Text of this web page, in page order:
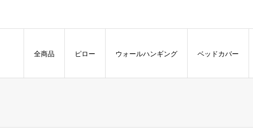
全商品 ピロー ウォールハンギング ベッドカバー